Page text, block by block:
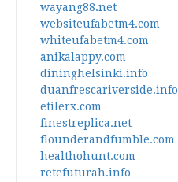
wayang88.net
websiteufabetm4.com
whiteufabetm4.com
anikalappy.com
dininghelsinki.info
duanfrescariverside.info
etilerx.com
finestreplica.net
flounderandfumble.com
healthohunt.com
retefuturah.info